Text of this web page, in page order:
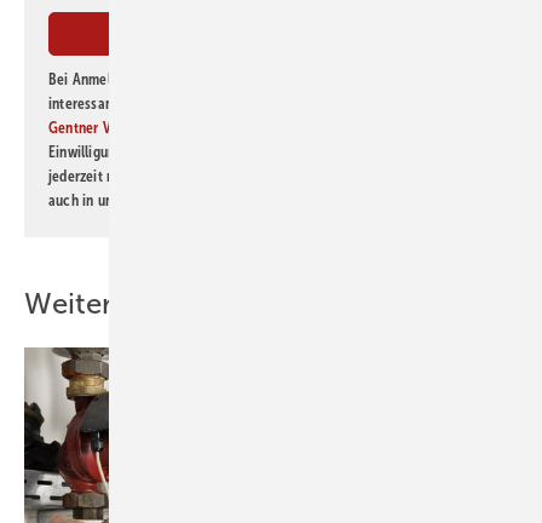
Bei Anmeldung zu diesem Newsletter bin ich damit einverstanden, über
interessante Verlags- und Online-Angebote
Gentner Verlag GmbH & Co. KG
Einwilligung kann ich jederzeit widerrufen und eine Abmeldung ist
jederzeit möglich. Informationen zum Umgang mit Daten finden Sie
auch in unserer
Weitere Inhalte